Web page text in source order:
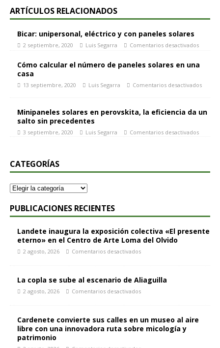
ARTÍCULOS RELACIONADOS
Bicar: unipersonal, eléctrico y con paneles solares
2 septiembre, 2020 Luis Segarra Comentarios desactivados
Cómo calcular el número de paneles solares en una
casa
13 septiembre, 2020 Luis Segarra Comentarios desactivados
Minipaneles solares en perovskita, la eficiencia da un
salto sin precedentes
3 septiembre, 2020 Luis Segarra Comentarios desactivados
CATEGORÍAS
PUBLICACIONES RECIENTES
Landete inaugura la exposición colectiva «El presente
eterno» en el Centro de Arte Loma del Olvido
2 agosto, 2026 Comentarios desactivados
La copla se sube al escenario de Aliaguilla
2 agosto, 2026 Comentarios desactivados
Cardenete convierte sus calles en un museo al aire
libre con una innovadora ruta sobre micología y
patrimonio